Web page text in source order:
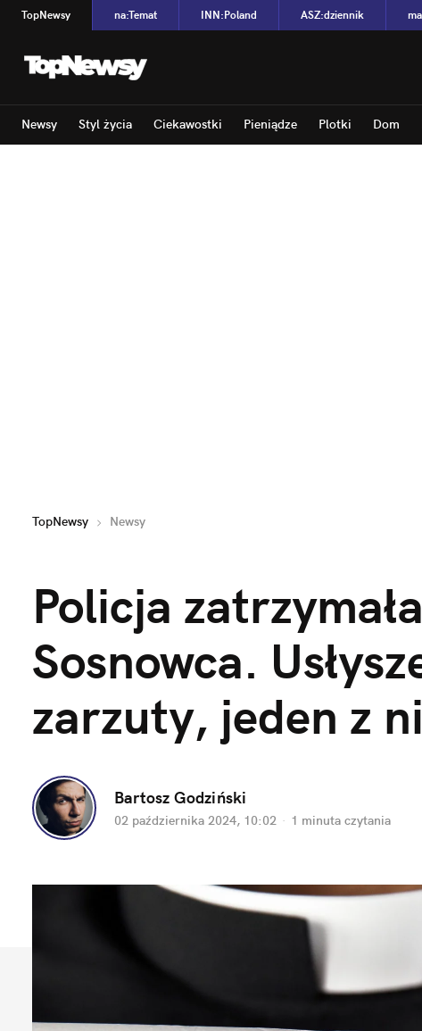
TopNewsy na:Temat INN:Poland ASZ:dziennik
Newsy Styl życia Ciekawostki Pieniądze Plotki Dom
TopNewsy Newsy
Policja
Sosnowca.
zarzuty, jeden z
Bartosz Godziński
02 października 2024, 10:02 · 1 minuta czytania